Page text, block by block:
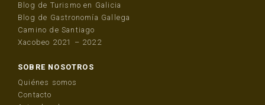
Blog de Turismo en Galicia
Blog de Gastronomía Gallega
Camino de Santiago
Xacobeo 2021 – 2022
SOBRE NOSOTROS
Quiénes somos
Contacto